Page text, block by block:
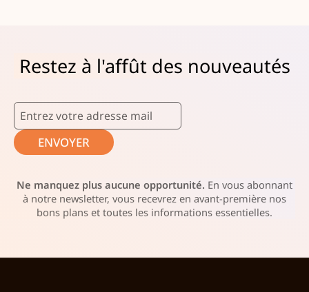
Restez à l'affût des nouveautés
ENVOYER
Ne manquez plus aucune opportunité. En vous abonnant
à notre newsletter, vous recevrez en avant-première nos
bons plans et toutes les informations essentielles.